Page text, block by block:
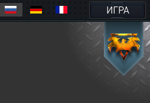
ИГРА